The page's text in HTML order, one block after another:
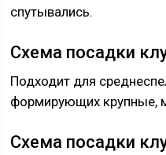
спутывались.
Схема посадки
Подходит для
формирующих крупные,
Схема посадки